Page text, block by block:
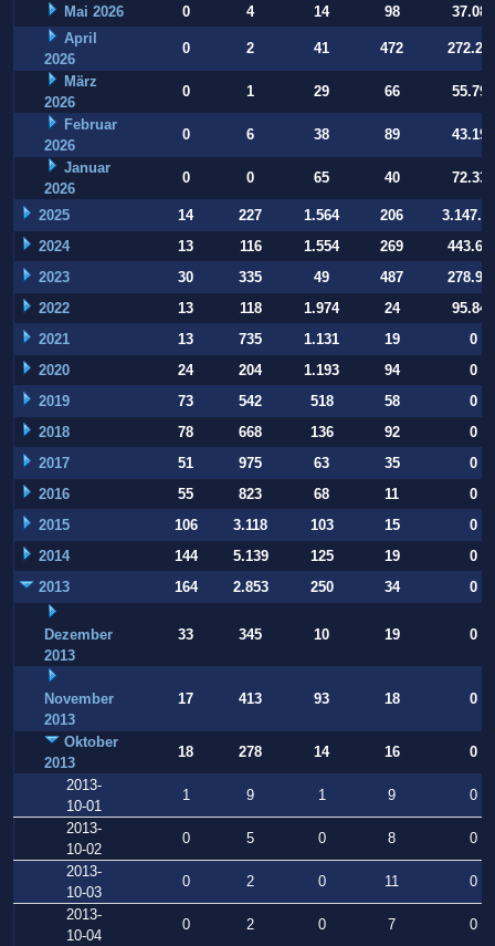
Mai 2026 0 4 14 98
37.084
April
2026
0 2 41 472
März
2026
0 1 29 66
55.794
Februar
2026
0 6 38 89
43.197
Januar
2026
0 0 65 40 72.332
2025 14 227 1.564 206
2024
13 116 1.554 269
2023
30 335 49 487
2022
13 118 1.974 24
95.847
2021
13 735 1.131 19
0
2020
24 204 1.193 94
0
2019
73 542 518 58
0
2018
78 668 136 92
0
2017
51 975 63 35
0
2016
55 823 68 11
0
2015
106 3.118 103 15
0
2014
144 5.139 125 19
0
2013
164 2.853 250 34 0
Dezember
2013
33 345 10 19 0
November
2013
17 413 93 18 0
Oktober
2013
18 278 14 16
0
2013-
10-01
1 9 1 9
0
2013-
10-02
0 5 0 8
0
2013-
10-03
0 2 0 11
0
2013-
10-04
0 2 0 7
0